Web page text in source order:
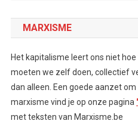
MARXISME
Het kapitalisme leert ons niet
moeten we zelf doen, collectief
dan alleen. Een goede aanzet
marxisme vind je op onze pagina
met teksten van Marxisme.be